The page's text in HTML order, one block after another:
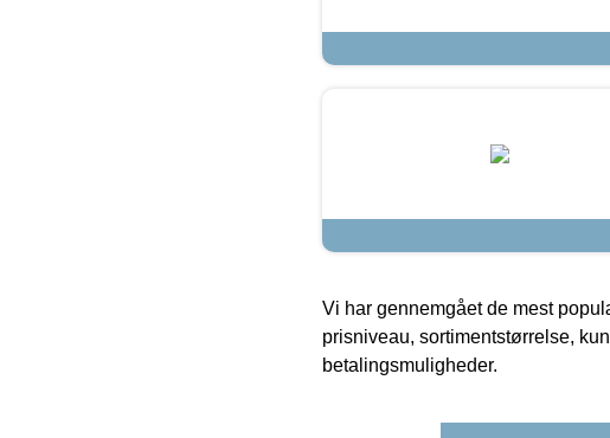
Vi har gennemgået de mest
prisniveau, sortimentstørrelse,
betalingsmuligheder.